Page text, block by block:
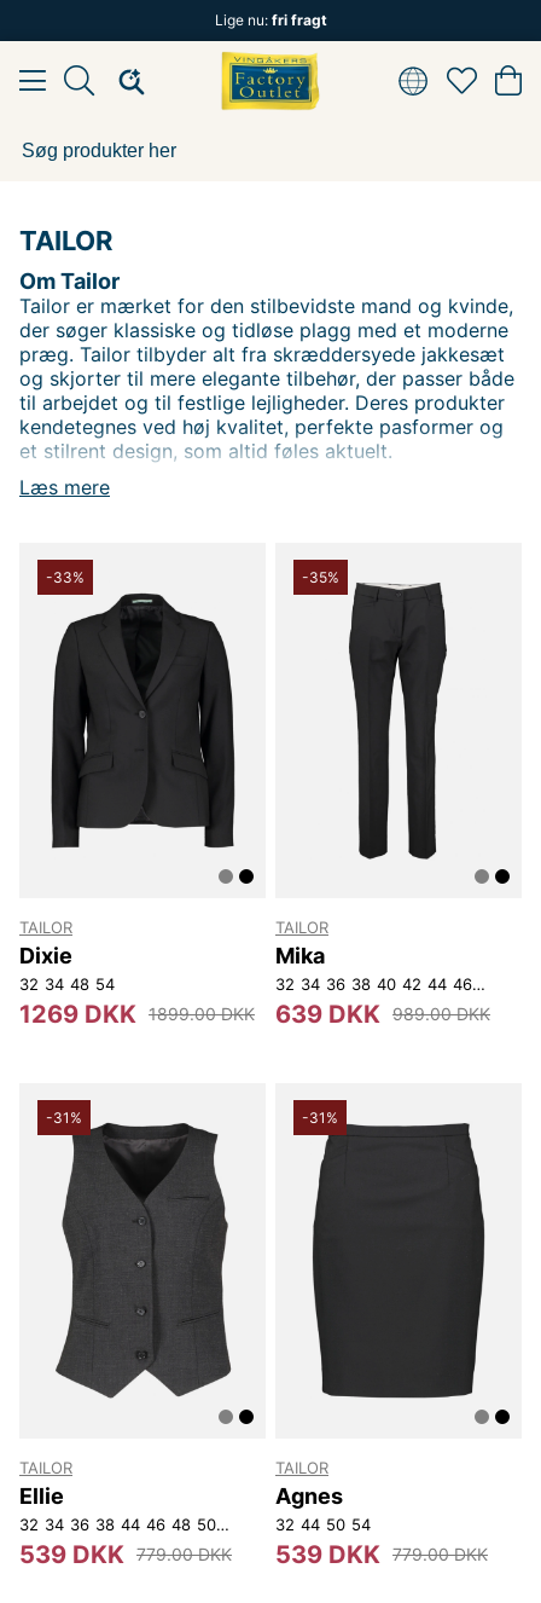
Lige nu: fri fragt
TAILOR
Læs mere
Om Tailor
Tailor er mærket for den stilbevidste mand og kvinde,
der søger klassiske og tidløse plagg med et moderne
præg. Tailor tilbyder alt fra skræddersyede jakkesæt
og skjorter til mere elegante tilbehør, der passer både
til arbejdet og til festlige lejligheder. Deres produkter
kendetegnes ved høj kvalitet, perfekte pasformer og
et stilrent design, som altid føles aktuelt.
På Vingåkers Factory Outlet finder du Tailor-klæder til
fantastiske outletpriser. Find skræddersyede plagg og
-33%
TAILOR
Dixie
32 34 48 54
1269 DKK 1899.00 DKK
-35%
TAILOR
Mika
32 34 36 38 40 42 44 46 48
639 DKK 989.00 DKK
-31%
TAILOR
Ellie
32 34 36 38 44 46 48 50 52
539 DKK 779.00 DKK
-31%
TAILOR
Agnes
32 44 50 54
539 DKK 779.00 DKK